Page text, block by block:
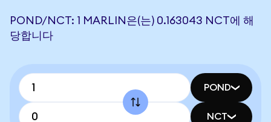
POND/NCT: 1 MARLIN은(는) 0.163043 NCT에 해
당합니다
POND
NCT